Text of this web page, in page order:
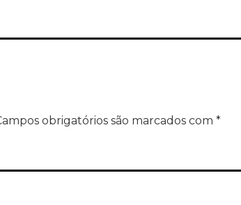
obrigatórios são marcados com *